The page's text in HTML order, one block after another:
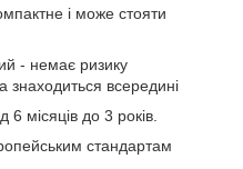
і може стояти
- немає ризику
знаходиться всередині
6 місяців до 3 років.
стандартам